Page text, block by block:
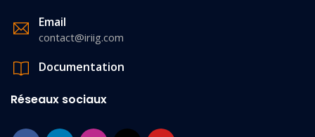
Email
contact@iriig.com
Documentation
Réseaux sociaux